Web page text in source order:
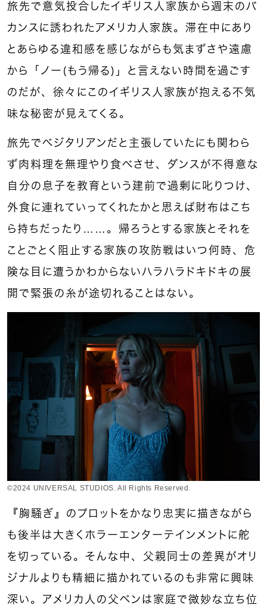
旅先で意気投合したイギリス人家族から週末のバ
カンスに誘われたアメリカ人家族。滞在中にあり
とあらゆる違和感を感じながらも気まずさや遠慮
から「ノー（もう帰る）」と言えない時間を過ごす
のだが、徐々にこのイギリス人家族が抱える不気
味な秘密が見えてくる。
旅先でベジタリアンだと主張していたにも関わら
ず肉料理を無理やり食べさせ、ダンスが不得意な
自分の息子を教育という建前で過剰に叱りつけ、
外食に連れていってくれたかと思えば財布はこち
ら持ちだったり……。帰ろうとする家族とそれを
ことごとく阻止する家族の攻防戦はいつ何時、危
険な目に遭うかわからないハラハラドキドキの展
開で緊張の糸が途切れることはない。
©2024 UNIVERSAL STUDIOS. All Rights Reserved.
『胸騒ぎ』のプロットをかなり忠実に描きながら
も後半は大きくホラーエンターテインメントに舵
を切っている。そんな中、父親同士の差異がオリ
ジナルよりも精細に描かれているのも非常に興味
深い。アメリカ人の父ベンは家庭で微妙な立ち位